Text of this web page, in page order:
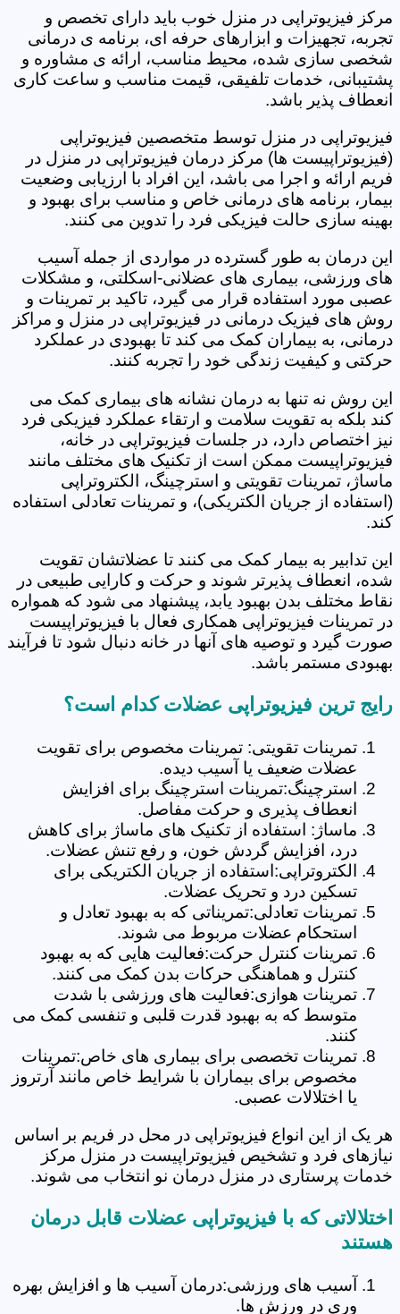
مرکز فیزیوتراپی در منزل خوب باید دارای تخصص و
تجربه، تجهیزات و ابزارهای حرفه ای، برنامه ی درمانی
شخصی سازی شده، محیط مناسب، ارائه ی مشاوره و
پشتیبانی، خدمات تلفیقی، قیمت مناسب و ساعت کاری
انعطاف پذیر باشد.
فیزیوتراپی در منزل توسط متخصصین فیزیوتراپی
(فیزیوتراپیست ها) مرکز درمان فیزیوتراپی در منزل در
فریم ارائه و اجرا می باشد، این افراد با ارزیابی وضعیت
بیمار، برنامه های درمانی خاص و مناسب برای بهبود و
بهینه سازی حالت فیزیکی فرد را تدوین می کنند.
این درمان به طور گسترده در مواردی از جمله آسیب
های ورزشی، بیماری های عضلانی-اسکلتی، و مشکلات
عصبی مورد استفاده قرار می گیرد، تاکید بر تمرینات و
روش های فیزیک درمانی در فیزیوتراپی در منزل و مراکز
درمانی، به بیماران کمک می کند تا بهبودی در عملکرد
حرکتی و کیفیت زندگی خود را تجربه کنند.
این روش نه تنها به درمان نشانه های بیماری کمک می
کند بلکه به تقویت سلامت و ارتقاء عملکرد فیزیکی فرد
نیز اختصاص دارد، در جلسات فیزیوتراپی در خانه،
فیزیوتراپیست ممکن است از تکنیک های مختلف مانند
ماساژ، تمرینات تقویتی و استرچینگ، الکتروتراپی
(استفاده از جریان الکتریکی)، و تمرینات تعادلی استفاده
کند.
این تدابیر به بیمار کمک می کنند تا عضلاتشان تقویت
شده، انعطاف پذیرتر شوند و حرکت و کارایی طبیعی در
نقاط مختلف بدن بهبود یابد، پیشنهاد می شود که همواره
در تمرینات فیزیوتراپی همکاری فعال با فیزیوتراپیست
صورت گیرد و توصیه های آنها در خانه دنبال شود تا فرآیند
بهبودی مستمر باشد.
رایج ترین فیزیوتراپی عضلات کدام است؟
تمرینات تقویتی: تمرینات مخصوص برای تقویت
عضلات ضعیف یا آسیب دیده.
استرچینگ:تمرینات استرچینگ برای افزایش
انعطاف پذیری و حرکت مفاصل.
ماساژ: استفاده از تکنیک های ماساژ برای کاهش
درد، افزایش گردش خون، و رفع تنش عضلات.
الکتروتراپی:استفاده از جریان الکتریکی برای
تسکین درد و تحریک عضلات.
تمرینات تعادلی:تمریناتی که به بهبود تعادل و
استحکام عضلات مربوط می شوند.
تمرینات کنترل حرکت:فعالیت هایی که به بهبود
کنترل و هماهنگی حرکات بدن کمک می کنند.
تمرینات هوازی:فعالیت های ورزشی با شدت
متوسط که به بهبود قدرت قلبی و تنفسی کمک می
کنند.
تمرینات تخصصی برای بیماری های خاص:تمرینات
مخصوص برای بیماران با شرایط خاص مانند آرتروز
یا اختلالات عصبی.
هر یک از این انواع فیزیوتراپی در محل در فریم بر اساس
نیازهای فرد و تشخیص فیزیوتراپیست در منزل مرکز
خدمات پرستاری در منزل درمان نو انتخاب می شوند.
اختلالاتی که با فیزیوتراپی عضلات قابل درمان
هستند
آسیب های ورزشی:درمان آسیب ها و افزایش بهره
وری در ورزش ها.